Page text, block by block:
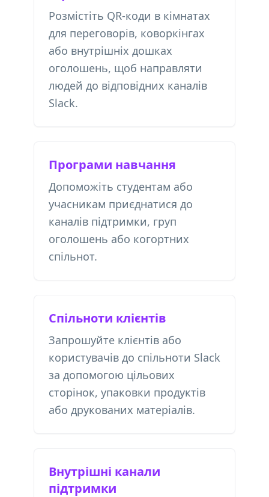
Розмістіть QR-коди в кімнатах
для переговорів, коворкінгах
або внутрішніх дошках
оголошень, щоб направляти
людей до відповідних каналів
Slack.
Програми навчання
Допоможіть студентам або
учасникам приєднатися до
каналів підтримки, груп
оголошень або когортних
спільнот.
Спільноти клієнтів
Запрошуйте клієнтів або
користувачів до спільноти Slack
за допомогою цільових
сторінок, упаковки продуктів
або друкованих матеріалів.
Внутрішні канали
підтримки